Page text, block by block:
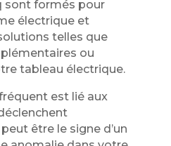
sont formés pour
électrique et
telles que
ou
tableau électrique.
est lié aux
être le signe d’un